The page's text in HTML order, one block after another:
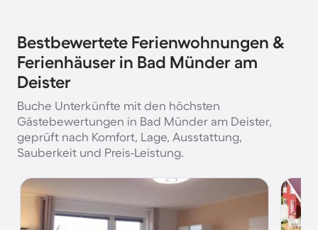
Bestbewertete Ferienwohnungen &
Ferienhäuser in Bad Münder am
Deister
Buche Unterkünfte mit den höchsten
Gästebewertungen in Bad Münder am Deister,
geprüft nach Komfort, Lage, Ausstattung,
Sauberkeit und Preis-Leistung.